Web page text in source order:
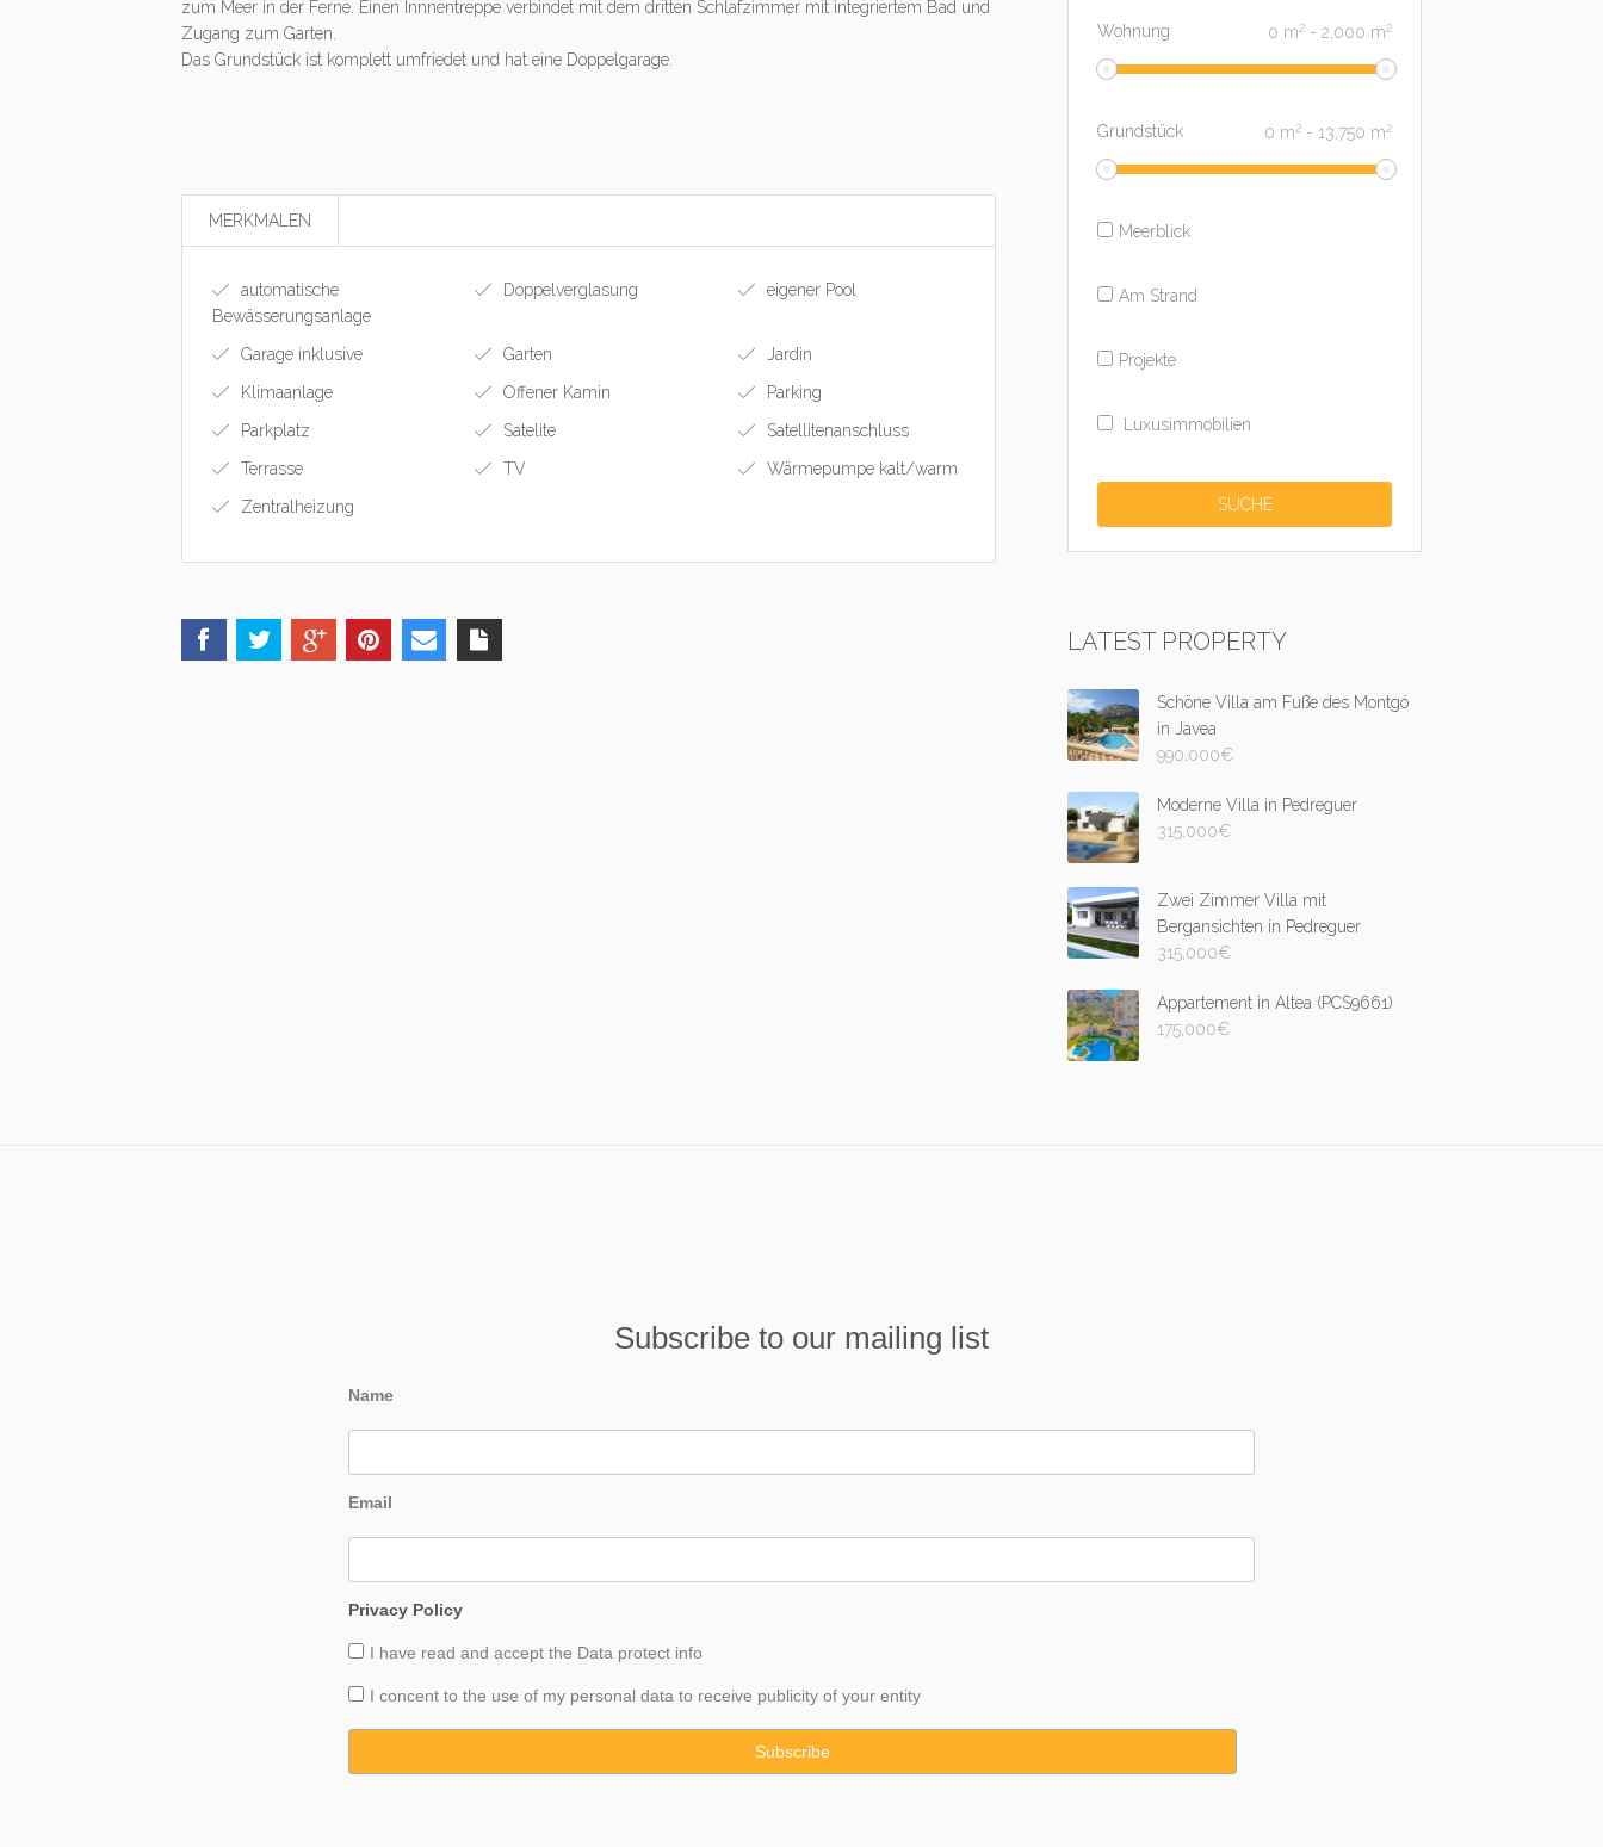
zum Meer in der Ferne. Einen Innnentreppe verbindet mit dem dritten Schlafzimmer mit integriertem Bad und
Zugang zum Garten.
Das Grundstück ist komplett umfriedet und hat eine Doppelgarage.
MERKMALEN
automatische
Bewässerungsanlage
Doppelverglasung eigener Pool
Garage inklusive Garten
Jardin
Klimaanlage
Offener Kamin
Parking
Parkplatz
Satelite
Satellitenanschluss
Terrasse
TV
Wärmepumpe kalt/warm
Zentralheizung
Wohnung 0 m2 - 2,000 m2
Grundstück 0 m2 - 13,750 m2
Meerblick
Am Strand
Projekte
Luxusimmobilien
LATEST PROPERTY
Schöne Villa am Fuße des Montgó
in Javea
990,000€
Moderne Villa in Pedreguer
315,000€
Zwei Zimmer Villa mit
Bergansichten in Pedreguer
315,000€
Appartement in Altea (PCS9661)
175,000€
Subscribe to our mailing list
Name
Email
Privacy Policy
I have read and accept the Data protect info
I concent to the use of my personal data to receive publicity of your entity